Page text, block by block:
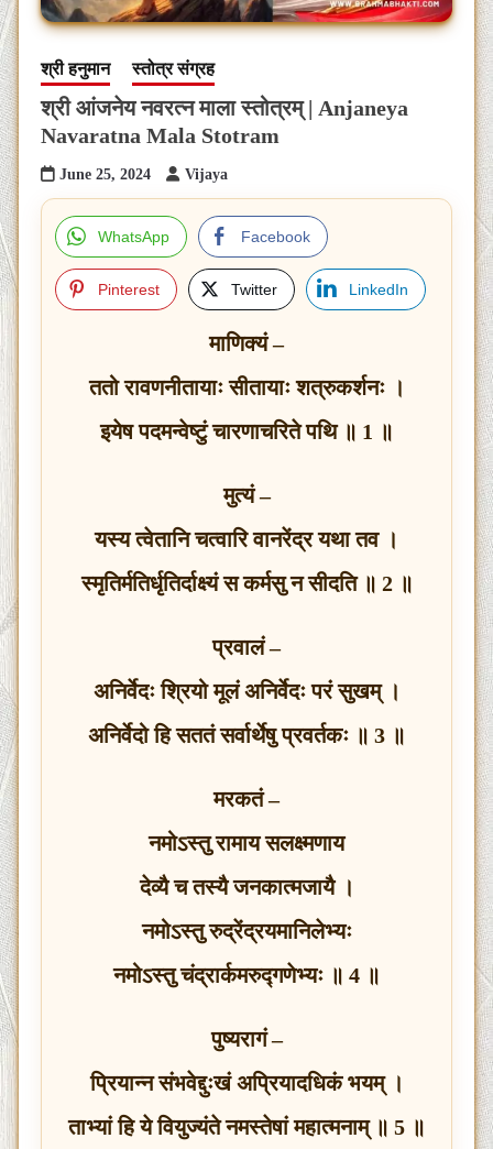
श्री हनुमान स्तोत्र संग्रह
श्री आंजनेय नवरत्न माला स्तोत्रम् | Anjaneya
Navaratna Mala Stotram
June 25, 2024 Vijaya
WhatsApp Facebook
Pinterest Twitter LinkedIn
माणिक्यं –
ततो रावणनीतायाः सीतायाः शत्रुकर्शनः ।
इयेष पदमन्वेष्टुं चारणाचरिते पथि ॥ 1 ॥
मुत्यं –
यस्य त्वेतानि चत्वारि वानरेंद्र यथा तव ।
स्मृतिर्मतिर्धृतिर्दाक्ष्यं स कर्मसु न सीदति ॥ 2 ॥
प्रवालं –
अनिर्वेदः श्रियो मूलं अनिर्वेदः परं सुखम् ।
अनिर्वेदो हि सततं सर्वार्थेषु प्रवर्तकः ॥ 3 ॥
मरकतं –
नमोऽस्तु रामाय सलक्ष्मणाय
देव्यै च तस्यै जनकात्मजायै ।
नमोऽस्तु रुद्रेंद्रयमानिलेभ्यः
नमोऽस्तु चंद्रार्कमरुद्गणेभ्यः ॥ 4 ॥
पुष्यरागं –
प्रियान्न संभवेद्दुःखं अप्रियादधिकं भयम् ।
ताभ्यां हि ये वियुज्यंते नमस्तेषां महात्मनाम् ॥ 5 ॥